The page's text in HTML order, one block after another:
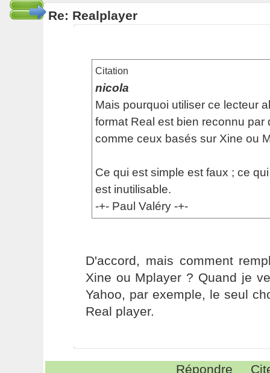
Re: Realplayer
Citation
nicola
Mais pourquoi utiliser ce lecteur
format Real est bien reconnu par
comme ceux basés sur Xine ou
Ce qui est simple est faux ; ce
est inutilisable.
-+- Paul Valéry -+-
D'accord, mais comment
Xine ou Mplayer ? Quand je
Yahoo, par exemple, le seul
Real player.
Répondre